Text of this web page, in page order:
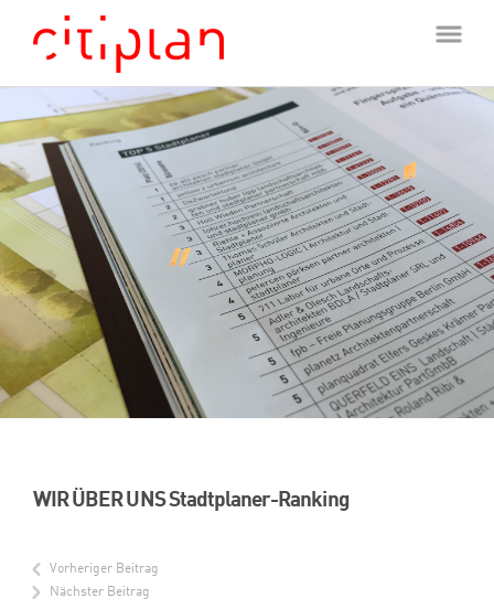
WIR ÜBER UNS Stadtplaner-Ranking
Vorheriger Beitrag
Nächster Beitrag